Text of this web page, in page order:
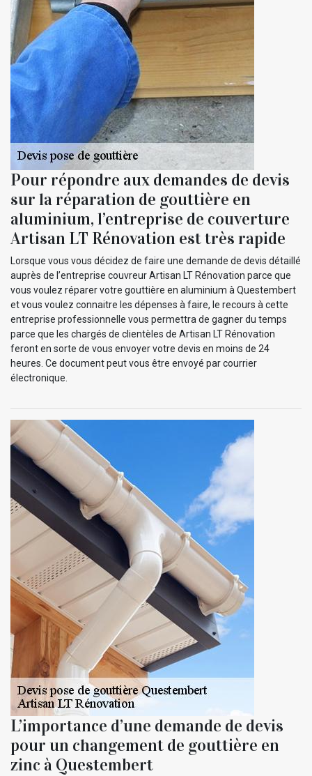
Pour répondre aux demandes de devis
sur la réparation de gouttière en
aluminium, l’entreprise de couverture
Artisan LT Rénovation est très rapide
Lorsque vous vous décidez de faire une demande de devis détaillé
auprès de l’entreprise couvreur Artisan LT Rénovation parce que
vous voulez réparer votre gouttière en aluminium à Questembert
et vous voulez connaitre les dépenses à faire, le recours à cette
entreprise professionnelle vous permettra de gagner du temps
parce que les chargés de clientèles de Artisan LT Rénovation
feront en sorte de vous envoyer votre devis en moins de 24
heures. Ce document peut vous être envoyé par courrier
électronique.
L’importance d’une demande de devis
pour un changement de gouttière en
zinc à Questembert